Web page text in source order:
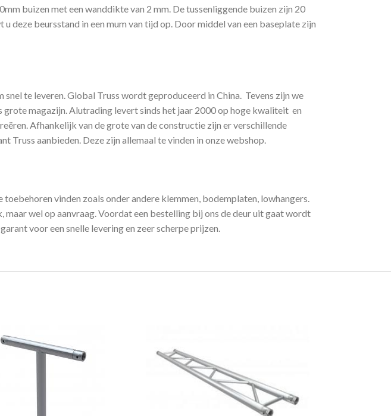
buizen met een wanddikte van 2 mm. De tussenliggende buizen zijn 20
deze beursstand in een mum van tijd op. Door middel van een baseplate zijn
te leveren. Global Truss wordt geproduceerd in China. Tevens zijn we
magazijn. Alutrading levert sinds het jaar 2000 op hoge kwaliteit en
Afhankelijk van de grote van de constructie zijn er verschillende
Truss aanbieden. Deze zijn allemaal te vinden in onze webshop.
vinden zoals onder andere klemmen, bodemplaten, lowhangers.
wel op aanvraag. Voordat een bestelling bij ons de deur uit gaat wordt
voor een snelle levering en zeer scherpe prijzen.